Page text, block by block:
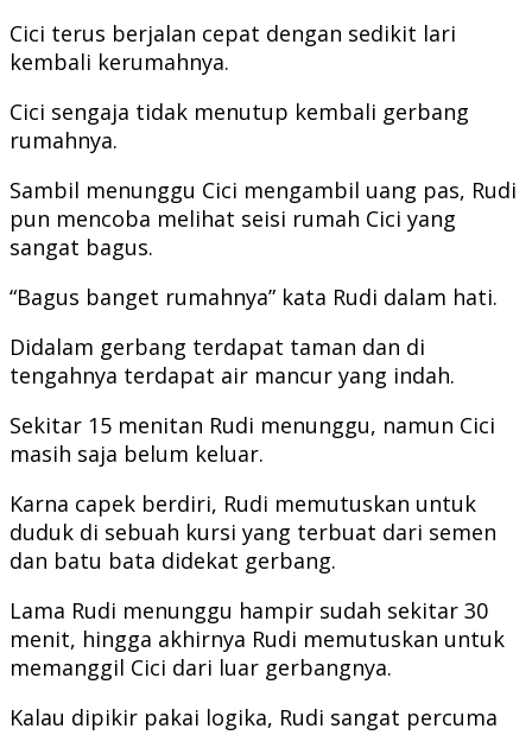
Cici terus berjalan cepat dengan sedikit lari
kembali kerumahnya.
Cici sengaja tidak menutup kembali gerbang
rumahnya.
Sambil menunggu Cici mengambil uang pas, Rudi
pun mencoba melihat seisi rumah Cici yang
sangat bagus.
“Bagus banget rumahnya” kata Rudi dalam hati.
Didalam gerbang terdapat taman dan di
tengahnya terdapat air mancur yang indah.
Sekitar 15 menitan Rudi menunggu, namun Cici
masih saja belum keluar.
Karna capek berdiri, Rudi memutuskan untuk
duduk di sebuah kursi yang terbuat dari semen
dan batu bata didekat gerbang.
Lama Rudi menunggu hampir sudah sekitar 30
menit, hingga akhirnya Rudi memutuskan untuk
memanggil Cici dari luar gerbangnya.
Kalau dipikir pakai logika, Rudi sangat percuma